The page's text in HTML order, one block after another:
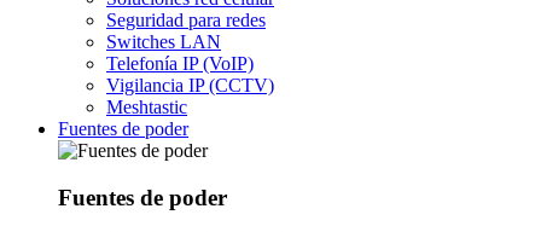
Seguridad para redes
Switches LAN
Telefonía IP (VoIP)
Vigilancia IP (CCTV)
Meshtastic
Fuentes de poder
Fuentes de poder